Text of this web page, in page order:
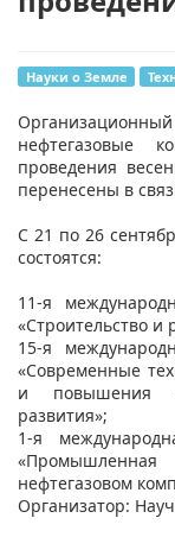
Науки о Земле
нефтегазовые
проведения
перенесены в
С 21 по 26
состоятся:
11-я
«Строительство и
15-я
«Современные
и повышения
развития»;
1-я
нефтегазовом
Организатор: